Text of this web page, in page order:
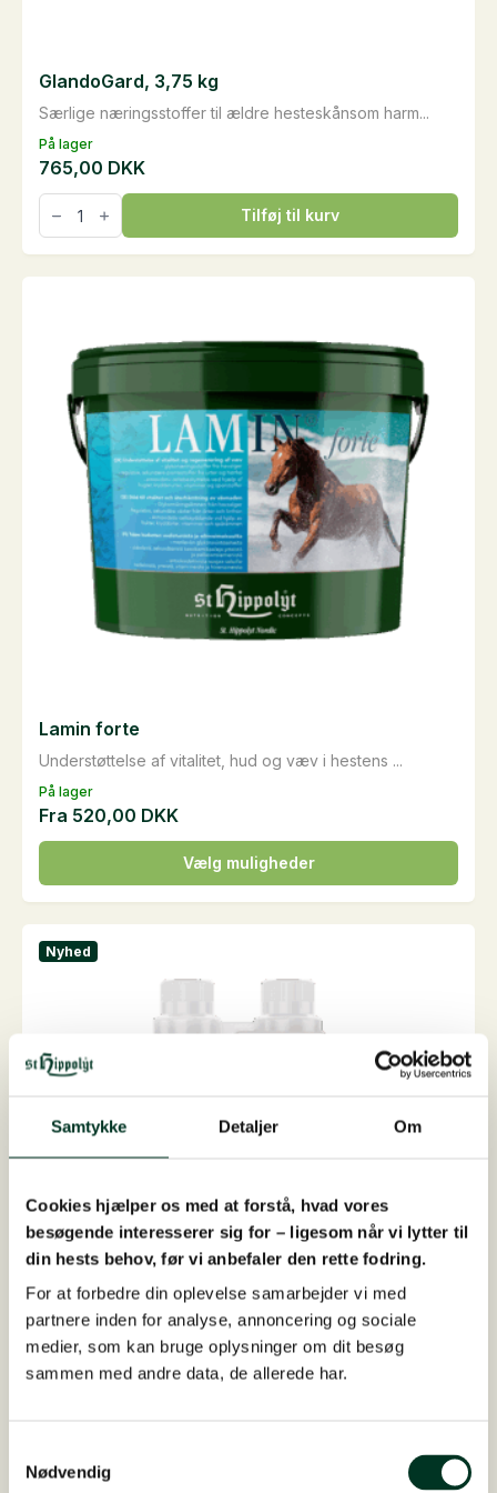
Samtykke Detaljer Om
Cookies hjælper os med at forstå, hvad vores
besøgende interesserer sig for – ligesom når vi lytter til
din hests behov, før vi anbefaler den rette fodring.
For at forbedre din oplevelse samarbejder vi med
partnere inden for analyse, annoncering og sociale
medier, som kan bruge oplysninger om dit besøg
sammen med andre data, de allerede har.
Nødvendig
På lager
Særlige næringsstoffer til ældre hesteskånsom harm...
GlandoGard, 3,75 kg
765,00 DKK
GlandoGard,
3,75
kg
antal
Tilføj til kurv
På lager
Understøttelse af vitalitet, hud og væv i hestens ...
Lamin forte
Fra 520,00 DKK
Vælg muligheder
Dette
vare
har
flere
varianter.
vælges
på
Nyhed
AstraVital LIQUID, 1 liter
720,00DKK